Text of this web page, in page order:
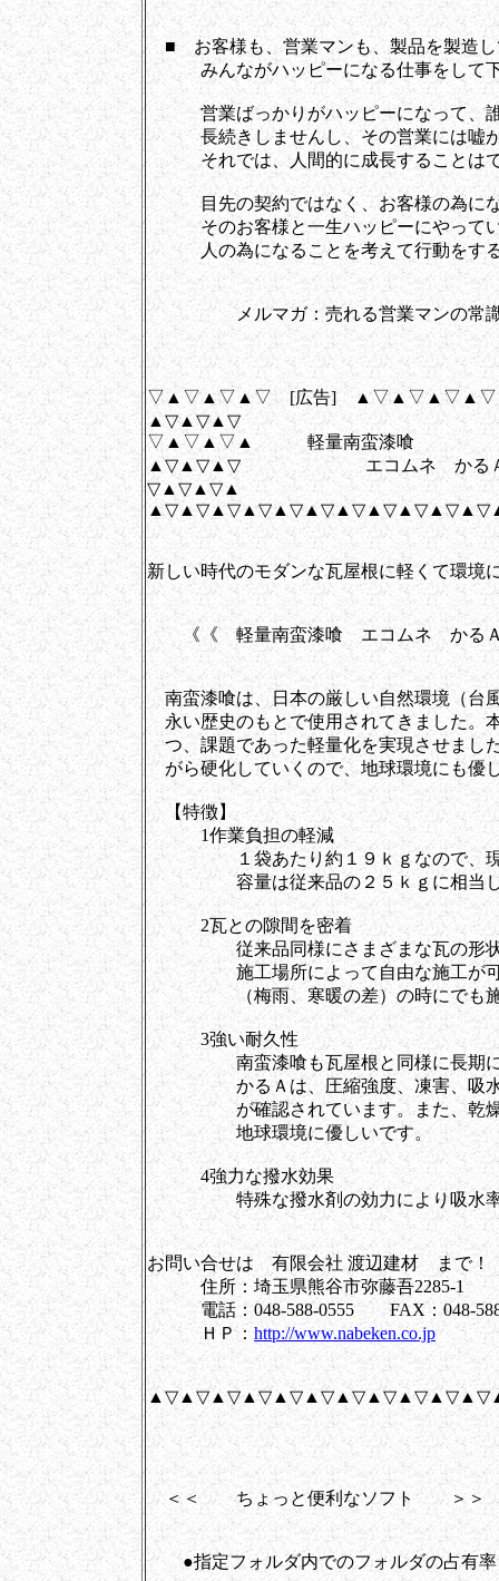
■ お客様も、営業マンも、製品を製造し
みんながハッピーになる仕事をして
営業ばっかりがハッピーになって、誰
長続きしませんし、その営業には嘘が
それでは、人間的に成長することはで
目先の契約ではなく、お客様の為にな
そのお客様と一生ハッピーにやってい
人の為になることを考えて行動をする
メルマガ：売れる営業マンの常識は
▽▲▽▲▽▲▽ [広告]
▲▽▲▽▲▽
▽▲▽▲▽▲ 軽量南蛮漆喰
▲▽▲▽▲▽ エコムネ かる
▽▲▽▲▽▲
新しい時代のモダンな瓦屋根に軽くて環境
《《 軽量南蛮漆喰 エコムネ か
南蛮漆喰は、日本の厳しい自然環境（台
永い歴史のもとで使用されてきました。
つ、課題であった軽量化を実現させまし
がら硬化していくので、地球環境にも優
【特徴】
1作業負担の軽減
１袋あたり約１９ｋｇなので、現場
容量は従来品の２５ｋｇに相当し
2瓦との隙間を密着
従来品同様にさまざまな瓦の形状
施工場所によって自由な施工が可能
（梅雨、寒暖の差）の時にでも施
3強い耐久性
南蛮漆喰も瓦屋根と同様に長期にわ
かるＡは、圧縮強度、凍害、吸水率
が確認されています。また、乾燥時
地球環境に優しいです。
4強力な撥水効果
特殊な撥水剤の効力により吸水率
お問い合せは 有限会社 渡辺建材 まで！
住所：埼玉県熊谷市弥藤吾2285-1
電話：048-588-0555 FAX：048-
ＨＰ： http://www.nabeken.co.jp
＜＜ ちょっと便利なソフト ＞＞
●指定フォルダ内でのフォルダの占有率